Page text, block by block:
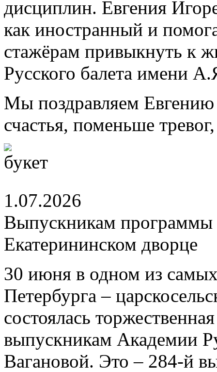
дисциплин. Евгения
как иностранный и
стажёрам привыкнуть к
Русского балета имени
Мы поздравляем
счастья, поменьше
1.07.2026
Выпускникам
Екатерининском дворце
30 июня в одном из
Петербурга –
состоялась
выпускникам Академии
Вагановой. Это – 284-й